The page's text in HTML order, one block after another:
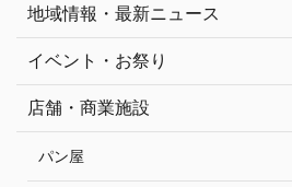
地域情報・最新ニュース
イベント・お祭り
店舗・商業施設
パン屋